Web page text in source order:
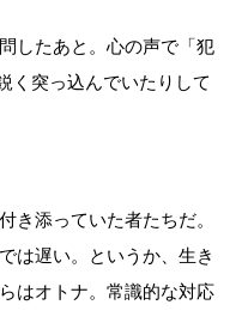
したあと。心の声で「犯
く突っ込んでいたりして
き添っていた者たちだ。
は遅い。というか、生き
はオトナ。常識的な対応